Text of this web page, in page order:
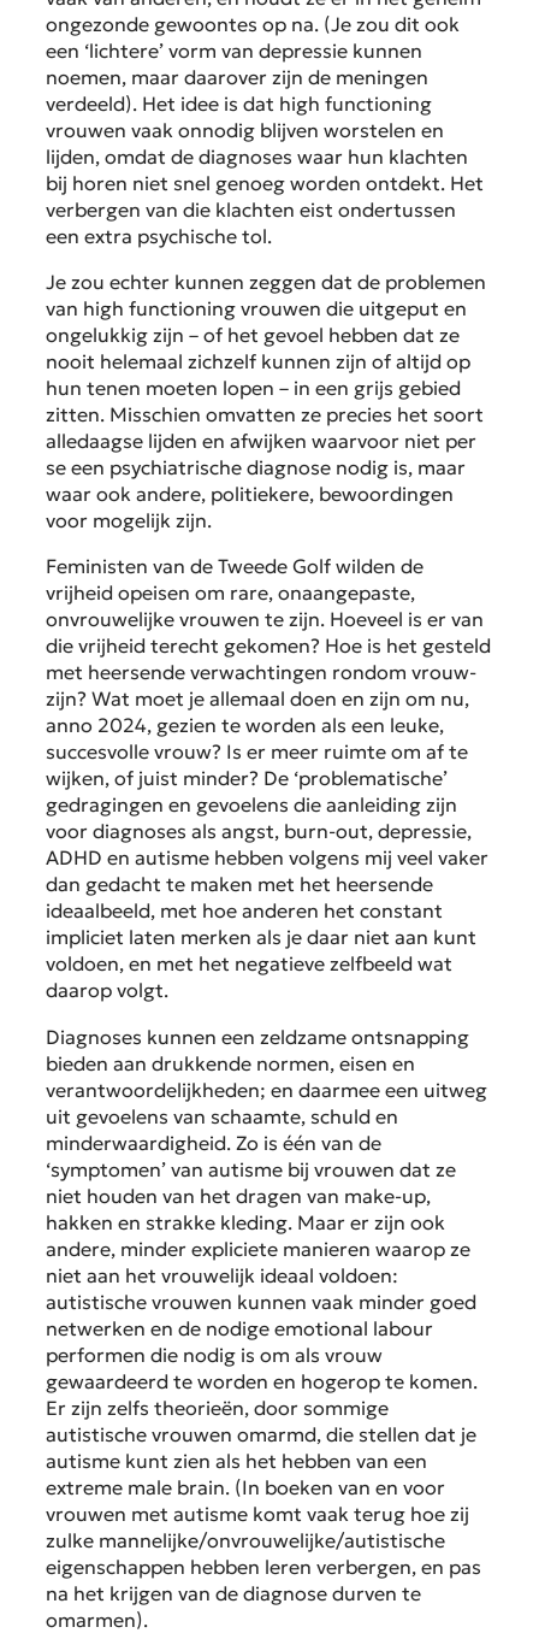
ongezonde gewoontes op na. (Je zou dit ook
een ‘lichtere’ vorm van depressie kunnen
noemen, maar daarover zijn de meningen
verdeeld). Het idee is dat high functioning
vrouwen vaak onnodig blijven worstelen en
lijden, omdat de diagnoses waar hun klachten
bij horen niet snel genoeg worden ontdekt. Het
verbergen van die klachten eist ondertussen
een extra psychische tol.
Je zou echter kunnen zeggen dat de problemen
van high functioning vrouwen die uitgeput en
ongelukkig zijn – of het gevoel hebben dat ze
nooit helemaal zichzelf kunnen zijn of altijd op
hun tenen moeten lopen – in een grijs gebied
zitten. Misschien omvatten ze precies het soort
alledaagse lijden en afwijken waarvoor niet per
se een psychiatrische diagnose nodig is, maar
waar ook andere, politiekere, bewoordingen
voor mogelijk zijn.
Feministen van de Tweede Golf wilden de
vrijheid opeisen om rare, onaangepaste,
onvrouwelijke vrouwen te zijn. Hoeveel is er van
die vrijheid terecht gekomen? Hoe is het gesteld
met heersende verwachtingen rondom vrouw-
zijn? Wat moet je allemaal doen en zijn om nu,
anno 2024, gezien te worden als een leuke,
succesvolle vrouw? Is er meer ruimte om af te
wijken, of juist minder? De ‘problematische’
gedragingen en gevoelens die aanleiding zijn
voor diagnoses als angst, burn-out, depressie,
ADHD en autisme hebben volgens mij veel vaker
dan gedacht te maken met het heersende
ideaalbeeld, met hoe anderen het constant
impliciet laten merken als je daar niet aan kunt
voldoen, en met het negatieve zelfbeeld wat
daarop volgt.
Diagnoses kunnen een zeldzame ontsnapping
bieden aan drukkende normen, eisen en
verantwoordelijkheden; en daarmee een uitweg
uit gevoelens van schaamte, schuld en
minderwaardigheid. Zo is één van de
‘symptomen’ van autisme bij vrouwen dat ze
niet houden van het dragen van make-up,
hakken en strakke kleding. Maar er zijn ook
andere, minder expliciete manieren waarop ze
niet aan het vrouwelijk ideaal voldoen:
autistische vrouwen kunnen vaak minder goed
netwerken en de nodige emotional labour
performen die nodig is om als vrouw
gewaardeerd te worden en hogerop te komen.
Er zijn zelfs theorieën, door sommige
autistische vrouwen omarmd, die stellen dat je
autisme kunt zien als het hebben van een
extreme male brain. (In boeken van en voor
vrouwen met autisme komt vaak terug hoe zij
zulke mannelijke/onvrouwelijke/autistische
eigenschappen hebben leren verbergen, en pas
na het krijgen van de diagnose durven te
omarmen).